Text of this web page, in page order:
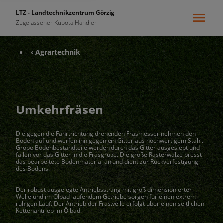
LTZ - Landtechnikzentrum Görzig
Zugelassener Kubota Händler
‹ Agrartechnik
Umkehrfräsen
Die gegen die Fahrtrichtung drehenden Fräsmesser nehmen den
Boden auf und werfen ihn gegen ein Gitter aus hochwertigem Stahl.
Grobe Bodenbestandteile werden durch das Gitter ausgesiebt und
fallen vor das Gitter in die Fräsgrube. Die große Rasterwalze presst
das bearbeitete Bodenmaterial an und dient zur Rückverfestigung
des Bodens.
Der robust ausgelegte Antriebsstrang mit groß dimensionierter
Welle und im Ölbad laufendem Getriebe sorgen für einen extrem
ruhigen Lauf. Der Antrieb der Fräswelle erfolgt über einen seitlichen
Kettenantrieb im Ölbad.